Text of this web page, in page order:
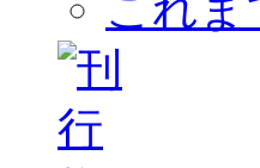
これま